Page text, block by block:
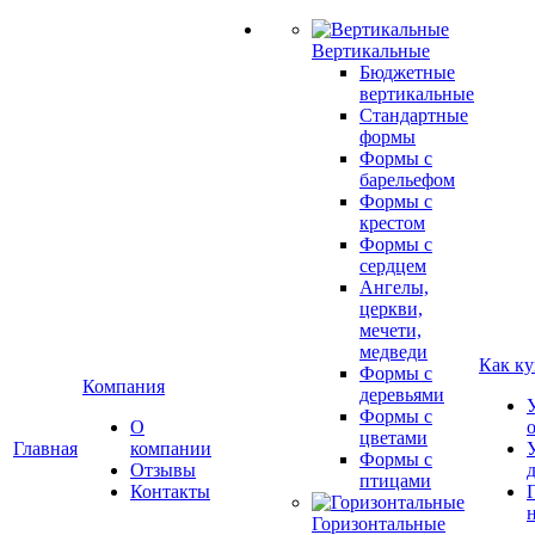
Главная
Компания
О
компании
Отзывы
Контакты
Вертикальные
Бюджетные
вертикальные
Стандартные
формы
Формы с
барельефом
Формы с
крестом
Формы с
сердцем
Ангелы,
церкви,
мечети,
медведи
Формы с
деревьями
Формы с
цветами
Формы с
птицами
Горизонтальные
Как